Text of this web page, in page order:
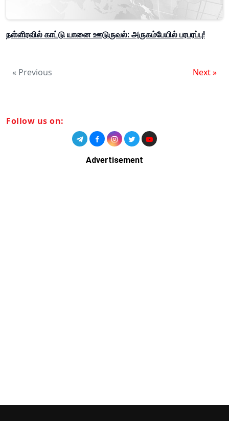
நள்ளிரவில் காட்டு யானை ஊடுருவல்: அருகம்பேயில் பரபரப்பு!
« Previous Next »
Follow us on:
Advertisement